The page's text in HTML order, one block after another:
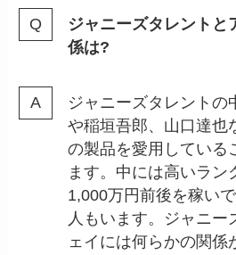
ジャニーズタレントと
係は?
ジャニーズタレントの
や稲垣吾郎、山口達也
の製品を愛用している
ます。中には高いラン
1,000万円前後を稼い
人もいます。ジャニー
ェイには何らかの関係